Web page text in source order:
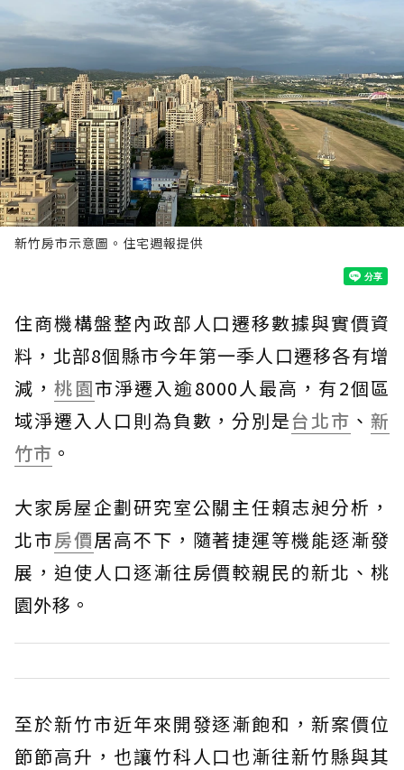
新竹房市示意圖。住宅週報提供
住商機構盤整內政部人口遷移數據與實價資
料，北部8個縣市今年第一季人口遷移各有增
減，桃園市淨遷入逾8000人最高，有2個區
域淨遷入人口則為負數，分別是台北市 、 新
竹市 。
大家房屋企劃研究室公關主任賴志昶分析，
北市房價居高不下，隨著捷運等機能逐漸發
展，迫使人口逐漸往房價較親民的新北、桃
園外移。
至於新竹市近年來開發逐漸飽和，新案價位
節節高升，也讓竹科人口也漸往新竹縣與其